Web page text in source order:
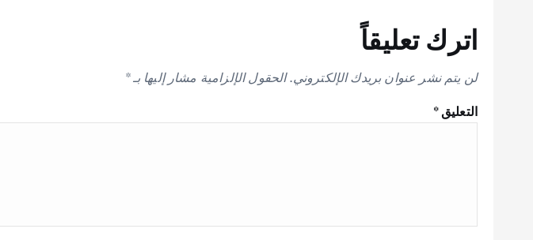
اترك تعليقاً
لن يتم نشر عنوان بريدك الإلكتروني. الحقول الإلزامية مشار إليها بـ*
التعليق*